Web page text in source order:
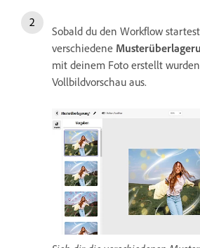
Sobald du den Workflow
verschiedene
mit deinem Foto erstellt
Vollbildvorschau aus.